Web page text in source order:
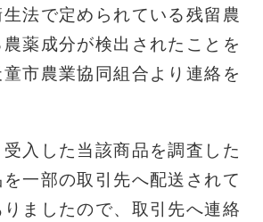
法で定められている残留農
薬成分が検出されたことを
市農業協同組合より連絡を
入した当該商品を調査した
一部の取引先へ配送されて
ましたので、取引先へ連絡